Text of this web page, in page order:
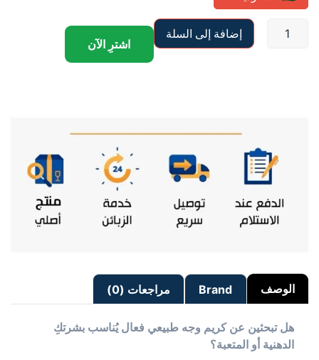
إضافة إلى السلة
اشترِ الآن
الوصف Brand مراجعات (0)
هل تبحثين عن كريم وجه طبيعي فعال يُناسب بشرتكِ
الدهنية أو المتعبة؟